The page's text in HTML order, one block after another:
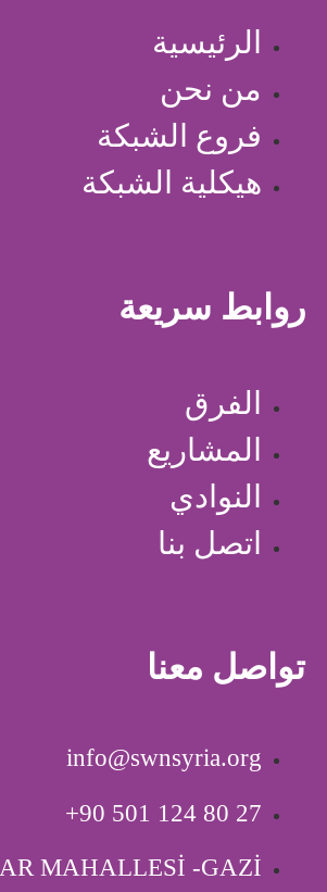
الرئيسية
من نحن
فروع الشبكة
هيكلية الشبكة
روابط سريعة
الفرق
المشاريع
النوادي
اتصل بنا
تواصل معنا
info@swnsyria.org
‎+90 501 124 80 27
MAHALLESİ -GAZİ